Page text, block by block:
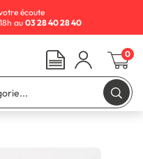
écoute
au 03 28 40 28 40
0